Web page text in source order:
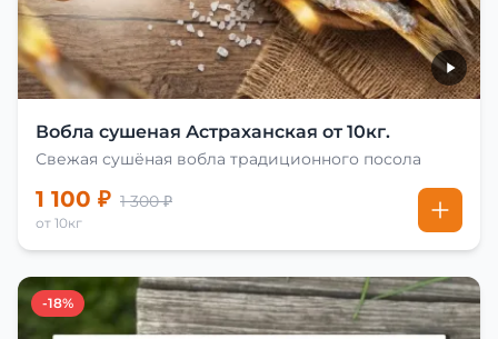
Вобла сушеная Астраханская от 10кг.
Свежая сушёная вобла традиционного посола
1 100 ₽ 1 300 ₽
от 10кг
-18%